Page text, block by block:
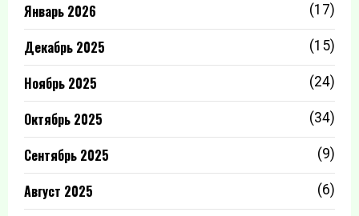
Январь 2026 (17)
Декабрь 2025 (15)
Ноябрь 2025 (24)
Октябрь 2025 (34)
Сентябрь 2025 (9)
Август 2025 (6)